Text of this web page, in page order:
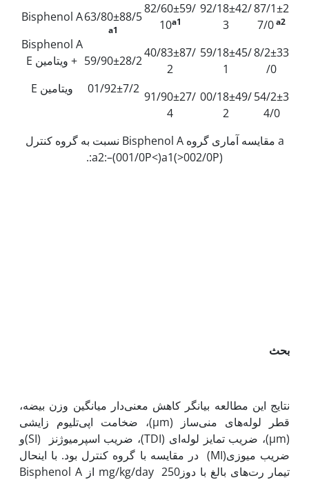
Bisphenol A
Bisphenol A
+ ویتامین E
ویتامین E
63/80±88/5
a1
59/90±28/2
01/92±7/2
82/60±59/
10a1
40/83±87/
2
91/90±27/
4
92/18±42/
3
59/18±45/
1
00/18±49/
2
87/1±2
7/0a2
8/2±33
/0
54/2±3
4/0
a مقایسه آماری گروه Bisphenol A نسبت به گروه کنترل
(002/0P<)a2:–(001/0P<)a1:.
بحث
نتایج این مطالعه بیانگر کاهش معنی‌دار میانگین وزن بیضه،
قطر لوله‌های منی‌ساز (µm)، ضخامت اپی‌تلیوم زایشی
(µm)، ضریب تمایز لوله‌ای (TDI)، ضریب اسپرمیوژنز (SI)و
ضریب میوزی(MI) در مقایسه با گروه کنترل بود. با این‏حال
تیمار رت‌های بالغ با دوزmg/kg/day 250 از Bisphenol A